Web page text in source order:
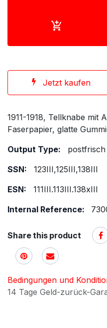
Jetzt kaufen
1911-1918, Tellknabe mit
Faserpapier, glatte
Output Type:
postfrisch
SSN:
123III,125III,138III
ESN:
111III.113III.138xIII
Internal Reference:
Share this product
Bedingungen und
14 Tage Geld-zurück-